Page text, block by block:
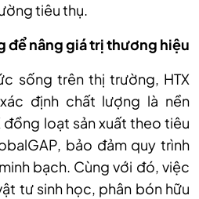
tiêu thụ.
để nâng giá trị thương hiệu
sống trên thị trường, HTX
định chất lượng là nền
đồng loạt sản xuất theo tiêu
bảo đảm quy trình
bạch. Cùng với đó, việc
tư sinh học, phân bón hữu